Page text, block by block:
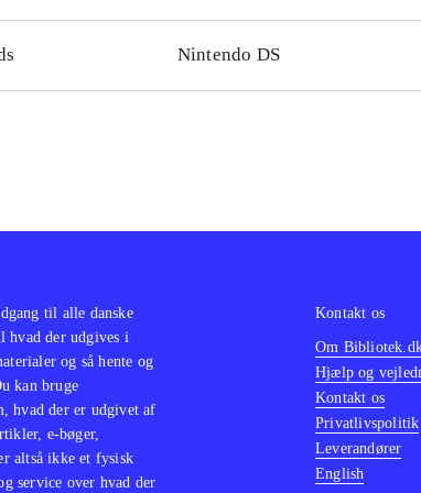
Nintendo DS
til alle danske
hvad der udgives i
og så hente og
kan bruge
hvad der er udgivet af
e-bøger,
altså ikke et fysisk
service over hvad der
Kontakt os
Om
Hjælp og
Kontakt os
Privatlivspolitik
Leverandører
English